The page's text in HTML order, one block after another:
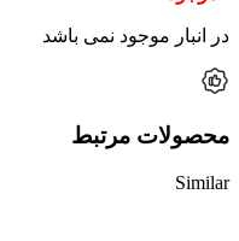
در انبار موجود نمی باشد
محصولات مرتبط
Similar